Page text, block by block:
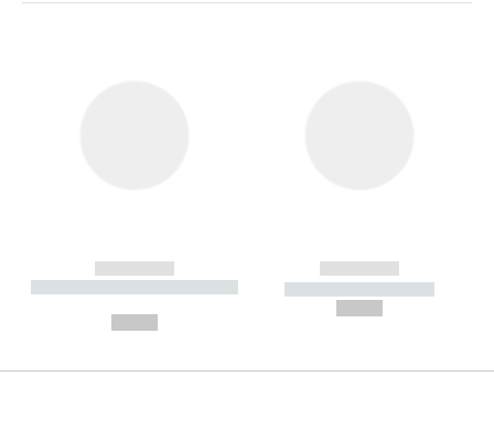
------------
----------- ----------- --------
------------
----------- -----------